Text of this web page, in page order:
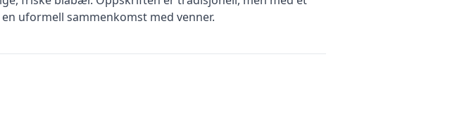
uformell sammenkomst med venner.